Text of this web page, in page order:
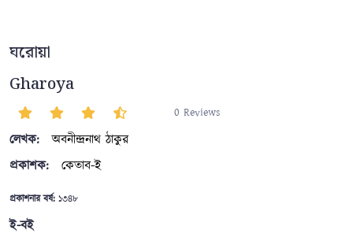
ঘরোয়া
Gharoya
0 Reviews
লেখক:
অবনীন্দ্রনাথ ঠাকুর
প্রকাশক:
কেতাব-ই
প্রকাশনার বর্ষ: ১৩৪৮
ই-বই